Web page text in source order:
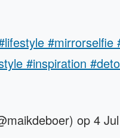
#mirrorselfie
#inspiration
op 4